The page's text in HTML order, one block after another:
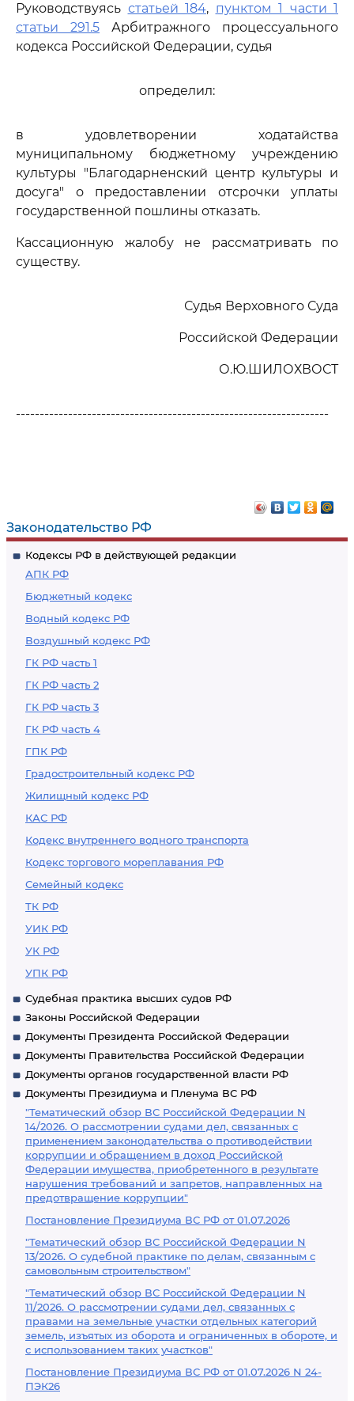
Законодательство РФ
Кодексы РФ в действующей редакции
АПК РФ
Бюджетный кодекс
Водный кодекс РФ
Воздушный кодекс РФ
ГК РФ часть 1
ГК РФ часть 2
ГК РФ часть 3
ГК РФ часть 4
ГПК РФ
Градостроительный кодекс РФ
Жилищный кодекс РФ
КАС РФ
Кодекс внутреннего водного транспорта
Кодекс торгового мореплавания РФ
Семейный кодекс
ТК РФ
УИК РФ
УК РФ
УПК РФ
Судебная практика высших судов РФ
Законы Российской Федерации
Документы Президента Российской Федерации
Документы Правительства Российской Федерации
Документы органов государственной власти РФ
Документы Президиума и Пленума ВС РФ
"Тематический обзор ВС Российской Федерации N
14/2026. О рассмотрении судами дел, связанных с
применением законодательства о противодействии
коррупции и обращением в доход Российской
Федерации имущества, приобретенного в результате
нарушения требований и запретов, направленных на
предотвращение коррупции"
Постановление Президиума ВС РФ от 01.07.2026
"Тематический обзор ВС Российской Федерации N
13/2026. О судебной практике по делам, связанным с
самовольным строительством"
"Тематический обзор ВС Российской Федерации N
11/2026. О рассмотрении судами дел, связанных с
правами на земельные участки отдельных категорий
земель, изъятых из оборота и ограниченных в обороте, и
с использованием таких участков"
Постановление Президиума ВС РФ от 01.07.2026 N 24-
ПЭК26
Руководствуясь статьей 184, пунктом 1 части 1
статьи 291.5 Арбитражного процессуального
кодекса Российской Федерации, судья
определил:
в удовлетворении ходатайства
муниципальному бюджетному учреждению
культуры "Благодарненский центр культуры и
досуга" о предоставлении отсрочки уплаты
государственной пошлины отказать.
Кассационную жалобу не рассматривать по
существу.
Судья Верховного Суда
Российской Федерации
О.Ю.ШИЛОХВОСТ
------------------------------------------------------------------